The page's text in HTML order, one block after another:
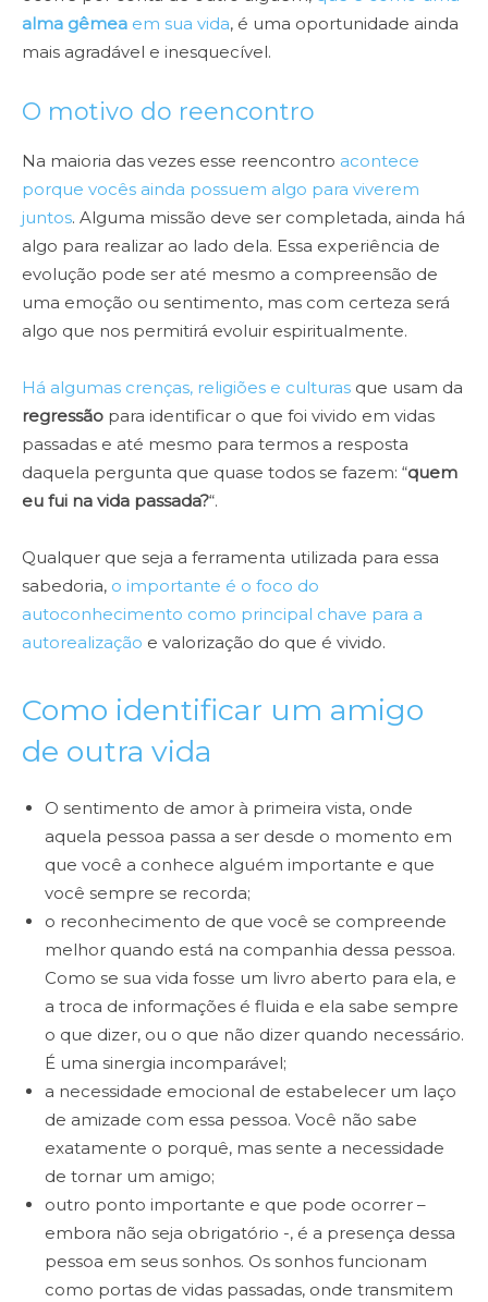
alma gêmea em sua vida, é uma oportunidade ainda
mais agradável e inesquecível.
O motivo do reencontro
Na maioria das vezes esse reencontro acontece
porque vocês ainda possuem algo para viverem
juntos. Alguma missão deve ser completada, ainda há
algo para realizar ao lado dela. Essa experiência de
evolução pode ser até mesmo a compreensão de
uma emoção ou sentimento, mas com certeza será
algo que nos permitirá evoluir espiritualmente.
Há algumas crenças, religiões e culturas que usam da
regressão para identificar o que foi vivido em vidas
passadas e até mesmo para termos a resposta
daquela pergunta que quase todos se fazem: “quem
eu fui na vida passada?“.
Qualquer que seja a ferramenta utilizada para essa
sabedoria, o importante é o foco do
autoconhecimento como principal chave para a
autorealização e valorização do que é vivido.
Como identificar um amigo
de outra vida
O sentimento de amor à primeira vista, onde
aquela pessoa passa a ser desde o momento em
que você a conhece alguém importante e que
você sempre se recorda;
o reconhecimento de que você se compreende
melhor quando está na companhia dessa pessoa.
Como se sua vida fosse um livro aberto para ela, e
a troca de informações é fluida e ela sabe sempre
o que dizer, ou o que não dizer quando necessário.
É uma sinergia incomparável;
a necessidade emocional de estabelecer um laço
de amizade com essa pessoa. Você não sabe
exatamente o porquê, mas sente a necessidade
de tornar um amigo;
outro ponto importante e que pode ocorrer –
embora não seja obrigatório -, é a presença dessa
pessoa em seus sonhos. Os sonhos funcionam
como portas de vidas passadas, onde transmitem